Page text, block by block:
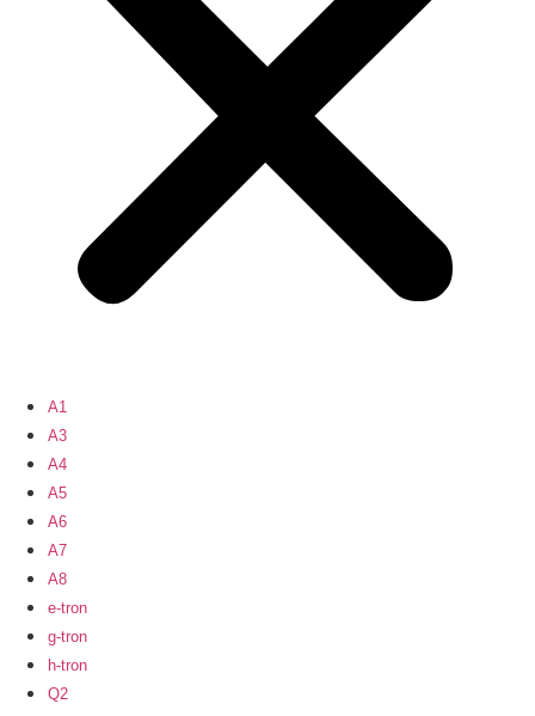
A1
A3
A4
A5
A6
A7
A8
e-tron
g-tron
h-tron
Q2